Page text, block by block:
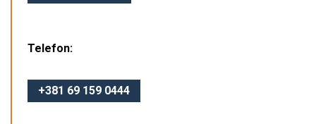
Telefon:
+381 69 159 0444